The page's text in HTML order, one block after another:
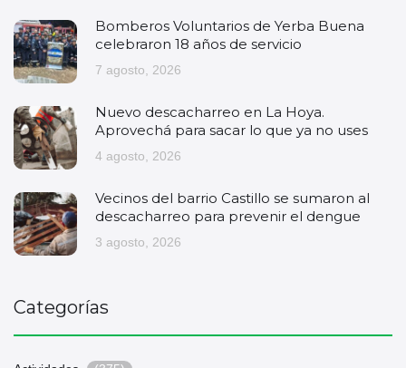
Bomberos Voluntarios de Yerba Buena
celebraron 18 años de servicio
7 agosto, 2026
Nuevo descacharreo en La Hoya.
Aprovechá para sacar lo que ya no uses
4 agosto, 2026
Vecinos del barrio Castillo se sumaron al
descacharreo para prevenir el dengue
3 agosto, 2026
Categorías